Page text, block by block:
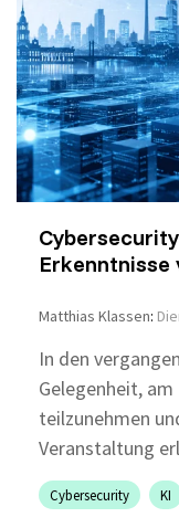
Erkenntnisse
Matthias Klassen:
In den
Gelegenheit,
teilzunehmen
Veranstaltung
Cybersecurity KI